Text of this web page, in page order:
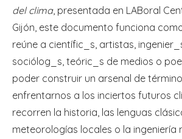
del clima, presentada en LABoral
Gijón, este documento funciona
reúne a científic_s, artistas,
sociólog_s, teóric_s de medios o
poder construir un arsenal de
enfrentarnos a los inciertos futuros
recorren la historia, las lenguas
meteorologías locales o la ingeniería